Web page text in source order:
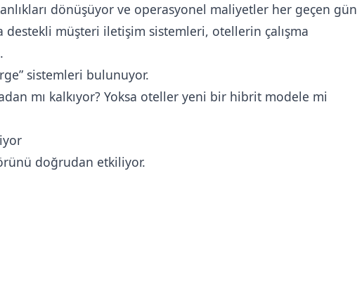
dönüşüyor ve operasyonel maliyetler her geçen gün
destekli müşteri iletişim sistemleri, otellerin çalışma
sistemleri bulunuyor.
mı kalkıyor? Yoksa oteller yeni bir hibrit modele mi
doğrudan etkiliyor.